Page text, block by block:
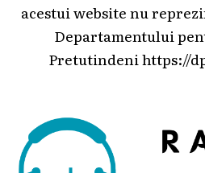
acestui website nu
Departamentului
Pretutindeni https://